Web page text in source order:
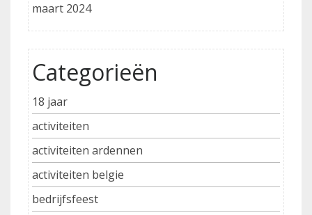
maart 2024
Categorieën
18 jaar
activiteiten
activiteiten ardennen
activiteiten belgie
bedrijfsfeest